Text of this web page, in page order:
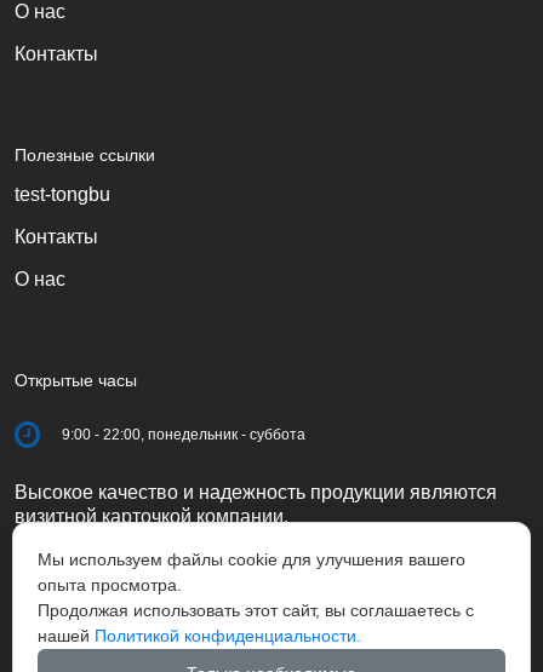
О нас
Контакты
Полезные ссылки
test-tongbu
Контакты
О нас
Открытые часы
9:00 - 22:00, понедельник - суббота
Высокое качество и надежность продукции являются
визитной карточкой компании.
Мы используем файлы cookie для улучшения вашего
опыта просмотра.
Продолжая использовать этот сайт, вы соглашаетесь с
нашей Политикой конфиденциальности.